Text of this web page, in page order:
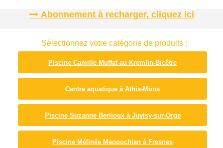
Abonnement à recharger, cliquez ici
Sélectionnez votre catégorie de produits :
Piscine Camille Muffat au Kremlin-Bicêtre
Centre aquatique à Athis-Mons
Piscine Suzanne Berlioux à Juvisy-sur-Orge
Piscine Mélinée Manouchian à Fresnes